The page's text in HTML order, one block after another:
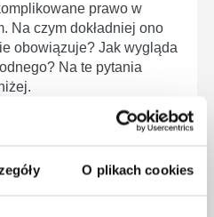
O plikach cookies
prawo w
Na czym dokładniej ono
obowiązuje? Jak wygląda
Na te pytania